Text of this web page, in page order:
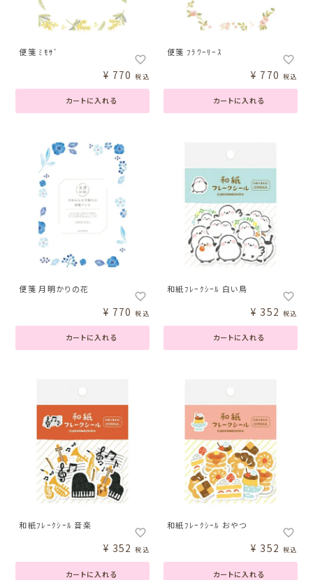
便箋 ﾐﾓｻﾞ
カートに入れる
¥ 770 税込
便箋 ﾌﾗﾜｰﾘｰｽ
カートに入れる
¥ 770 税込
便箋 月明かりの花
カートに入れる
¥ 770 税込
和紙ﾌﾚｰｸｼｰﾙ 白い鳥
カートに入れる
¥ 352 税込
和紙ﾌﾚｰｸｼｰﾙ 音楽
カートに入れる
¥ 352 税込
和紙ﾌﾚｰｸｼｰﾙ おやつ
カートに入れる
¥ 352 税込